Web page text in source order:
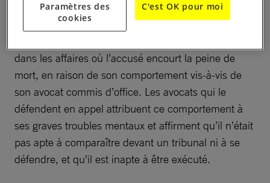
triple meurtre à Memphis en 1994. Le juge l’a
contraint à assurer sa défense lui-même, en
dans les affaires où l’accusé encourt la peine de
mort, en raison de son comportement vis-à-vis de
son avocat commis d’office. Les avocats qui le
défendent en appel attribuent ce comportement à
ses graves troubles mentaux et affirment qu’il n’était
pas apte à comparaître devant un tribunal ni à se
défendre, et qu’il est inapte à être exécuté.
Paramètres des
cookies
C'est OK pour moi